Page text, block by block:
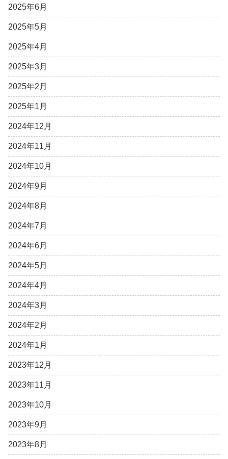
2025年6月
2025年5月
2025年4月
2025年3月
2025年2月
2025年1月
2024年12月
2024年11月
2024年10月
2024年9月
2024年8月
2024年7月
2024年6月
2024年5月
2024年4月
2024年3月
2024年2月
2024年1月
2023年12月
2023年11月
2023年10月
2023年9月
2023年8月